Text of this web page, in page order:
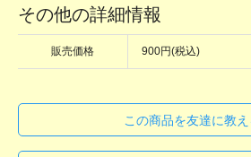
その他の詳細情報
販売価格 900円(税込)
この商品を友達に教え